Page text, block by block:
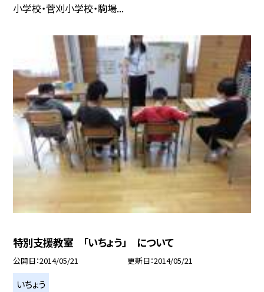
小学校・菅刈小学校・駒場...
特別支援教室 「いちょう」 について
公開日 2014/05/21 更新日 2014/05/21
いちょう